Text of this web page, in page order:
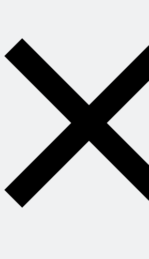
распечатала и бегу на
и познавательный
28 июля 2010
если подходить к делу
Ответить
салат получился очень
когда весной была в Мексике,
нужно было искать «днем с огнем»!
11 июля 2011Ответить
мексиканцы-большие поклонники
к этому рецепту ну просто необходим
порубленный и желательно с
семечек.
я бы все же убрал. ;)